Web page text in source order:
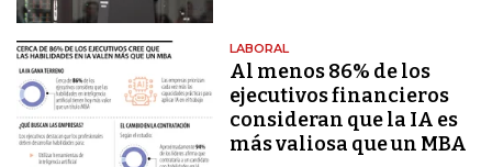
LABORAL
Al menos 86% de los
ejecutivos financieros
consideran que la IA es
más valiosa que un MBA